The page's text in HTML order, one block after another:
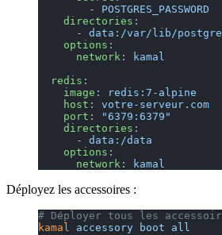
        -
POSTGRES_PASSWORD
    directories
:
      -
data:/var/lib/
    options
:
      network
:
kamal
  redis
:
    image
:
redis:7-alpine
    host
: votre-serveur.com
    port
:
"6379:6379"
    directories
:
      -
data:/data
    options
:
      network
: kamal
Déployez les accessoires :
# Déployer tous les
kamal
accessory boot all